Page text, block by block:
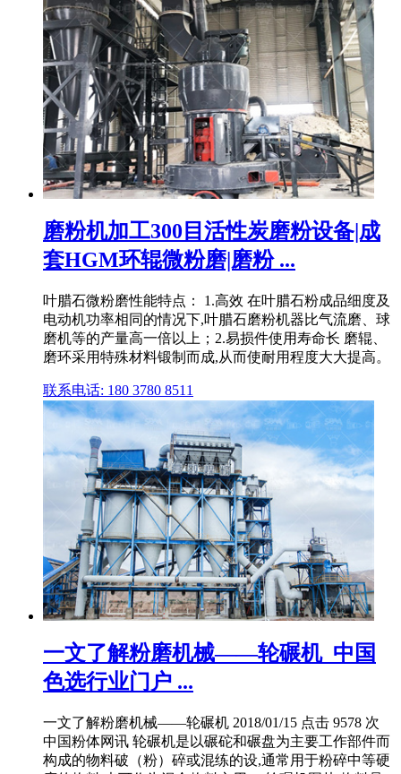
磨粉机加工300目活性炭磨粉设备|成
套HGM环辊微粉磨|磨粉 ...
叶腊石微粉磨性能特点： 1.高效 在叶腊石粉成品细度及
电动机功率相同的情况下,叶腊石磨粉机器比气流磨、球
磨机等的产量高一倍以上；2.易损件使用寿命长 磨辊、
磨环采用特殊材料锻制而成,从而使耐用程度大大提高。
联系电话: 180 3780 8511
一文了解粉磨机械——轮碾机_中国
色选行业门户 ...
一文了解粉磨机械——轮碾机 2018/01/15 点击 9578 次
中国粉体网讯 轮碾机是以碾砣和碾盘为主要工作部件而
构成的物料破（粉）碎或混练的设,通常用于粉碎中等硬